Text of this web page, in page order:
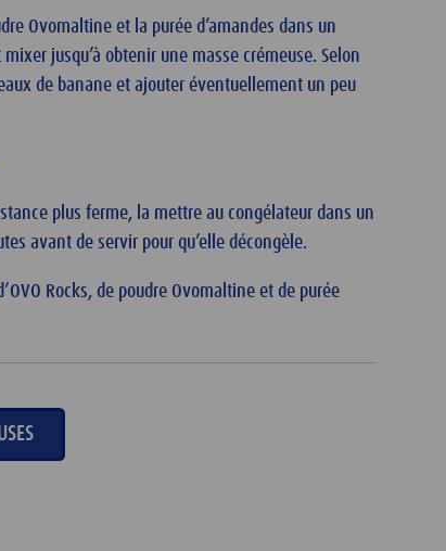
Ovomaltine et la purée d’amandes dans un
jusqu’à obtenir une masse crémeuse. Selon
de banane et ajouter éventuellement un peu
plus ferme, la mettre au congélateur dans un
avant de servir pour qu’elle décongèle.
Rocks, de poudre Ovomaltine et de purée